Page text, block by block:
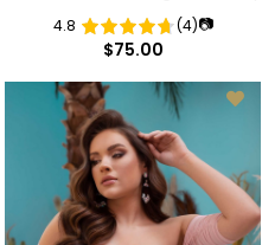
Nikah Abiye Elbise
4.8 (4)📷
$75.00